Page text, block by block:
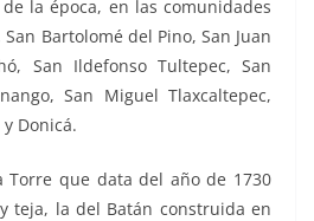
la época, en las comunidades
Bartolomé del Pino, San Juan
San Ildefonso Tultepec, San
San Miguel Tlaxcaltepec,
Donicá.
Torre que data del año de 1730
teja, la del Batán construida en